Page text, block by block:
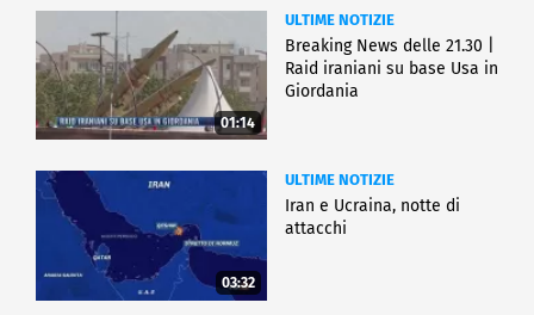
01:14
ULTIME NOTIZIE
Breaking News delle 21.30 |
Raid iraniani su base Usa in
Giordania
03:32
ULTIME NOTIZIE
Iran e Ucraina, notte di
attacchi